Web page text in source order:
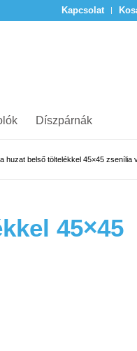
Kapcsolat
Díszpárnák
huzat belső töltelékkel 45×45 zsenília
45×45